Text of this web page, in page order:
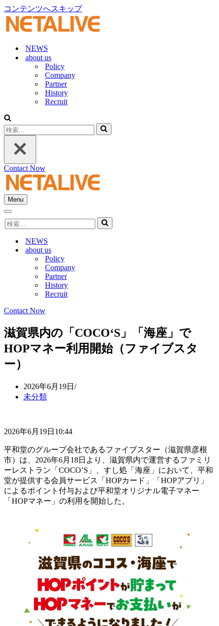
コンテンツへスキップ
NEWS
about us
Policy
Company
Partner
History
Recruit
検
索...
Contact Now
Menu
ナ
ゲ
シ
ョ
ナ
ビ
検
索...
NEWS
about us
Policy
Company
Partner
History
Recruit
Contact Now
滋賀県内の「COCO‘S」「海座」で
HOPマネー利用開始（ファイブスタ
ー）
2026年6月19日
未分類
2026年6月19日10:44
平和堂のグループ会社であるファイブスター（滋賀県彦根
市）は、2026年6月18日より、滋賀県内で運営するファミリ
ーレストラン「COCO’S」、すし処「海座」において、平和
堂が提供する会員サービス「HOPカード」「HOPアプリ」
によるポイント付与および平和堂オリジナル電子マネー
「HOPマネー」の利用を開始した。